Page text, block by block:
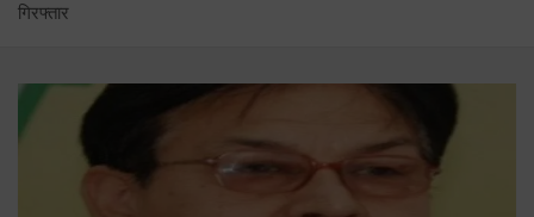
गिरफ्तार